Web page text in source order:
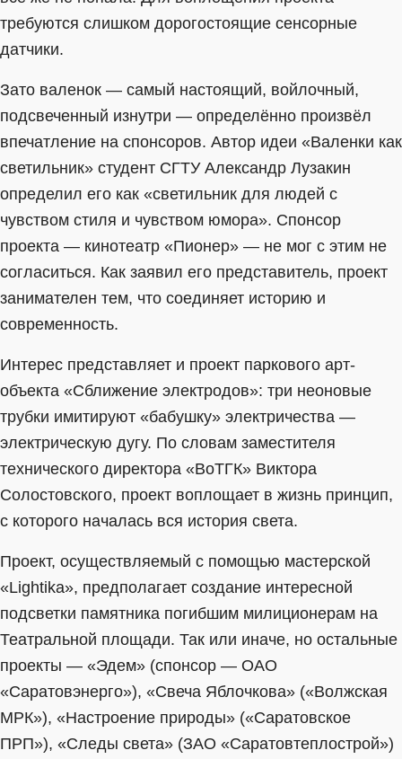
требуются слишком дорогостоящие сенсорные
датчики.
Зато валенок — самый настоящий, войлочный,
подсвеченный изнутри — определённо произвёл
впечатление на спонсоров. Автор идеи «Валенки как
светильник» студент СГТУ Александр Лузакин
определил его как «светильник для людей с
чувством стиля и чувством юмора». Спонсор
проекта — кинотеатр «Пионер» — не мог с этим не
согласиться. Как заявил его представитель, проект
занимателен тем, что соединяет историю и
современность.
Интерес представляет и проект паркового арт-
объекта «Сближение электродов»: три неоновые
трубки имитируют «бабушку» электричества —
электрическую дугу. По словам заместителя
технического директора «ВоТГК» Виктора
Солостовского, проект воплощает в жизнь принцип,
с которого началась вся история света.
Проект, осуществляемый с помощью мастерской
«Lightika», предполагает создание интересной
подсветки памятника погибшим милиционерам на
Театральной площади. Так или иначе, но остальные
проекты — «Эдем» (спонсор — ОАО
«Саратовэнерго»), «Свеча Яблочкова» («Волжская
МРК»), «Настроение природы» («Саратовское
ПРП»), «Следы света» (ЗАО «Саратовтеплострой»)